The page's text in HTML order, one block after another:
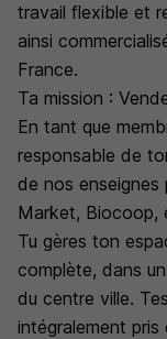
travail flexible et
ainsi
France.
Ta mission :
En tant que
responsable de
de nos enseignes
Market, Biocoop,
Tu gères ton
complète, dans
du centre ville.
intégralement pris